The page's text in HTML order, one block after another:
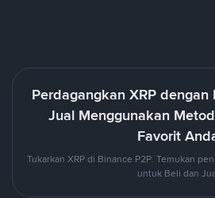
Perdagangkan XRP
Jual Menggunakan
Favorit
Tukarkan XRP di Binance P2P. Temukan
untuk Beli dan